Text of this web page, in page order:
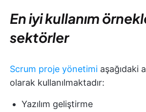
En iyi kullanım
sektörler
Scrum proje yönetimi aşağıdaki
olarak kullanılmaktadır:
Yazılım geliştirme